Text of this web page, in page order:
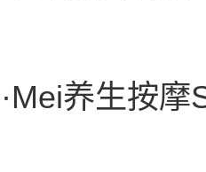
养生按摩